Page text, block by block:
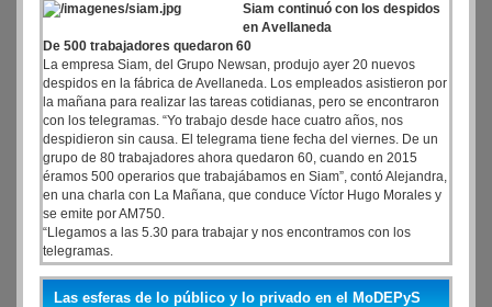
Siam continuó con los despidos
en Avellaneda
De 500 trabajadores quedaron 60
La empresa Siam, del Grupo Newsan, produjo ayer 20 nuevos
despidos en la fábrica de Avellaneda. Los empleados asistieron por
la mañana para realizar las tareas cotidianas, pero se encontraron
con los telegramas. “Yo trabajo desde hace cuatro años, nos
despidieron sin causa. El telegrama tiene fecha del viernes. De un
grupo de 80 trabajadores ahora quedaron 60, cuando en 2015
éramos 500 operarios que trabajábamos en Siam”, contó Alejandra,
en una charla con La Mañana, que conduce Víctor Hugo Morales y
se emite por AM750.
“Llegamos a las 5.30 para trabajar y nos encontramos con los
telegramas.
Las esferas de lo público y lo privado en el MoDEPyS